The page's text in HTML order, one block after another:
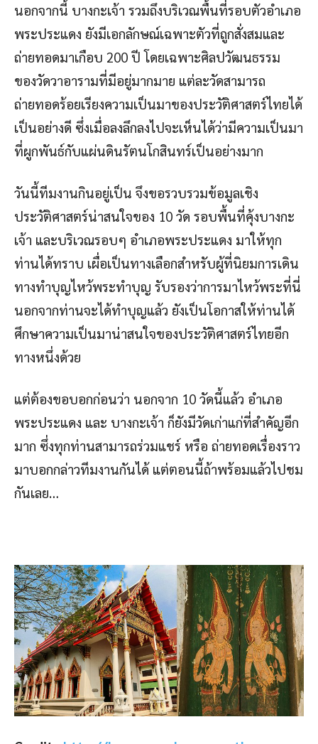
นอกจากนี้ บางกะเจ้า รวมถึงบริเวณพื้นที่รอบตัวอำเภอ
พระประแดง ยังมีเอกลักษณ์เฉพาะตัวที่ถูกสั่งสมและ
ถ่ายทอดมาเกือบ 200 ปี โดยเฉพาะศิลปวัฒนธรรม
ของวัดวาอารามที่มีอยู่มากมาย แต่ละวัดสามารถ
ถ่ายทอดร้อยเรียงความเป็นมาของประวัติศาสตร์ไทยได้
เป็นอย่างดี ซึ่งเมื่อลงลึกลงไปจะเห็นได้ว่ามีความเป็นมา
ที่ผูกพันธ์กับแผ่นดินรัตนโกสินทร์เป็นอย่างมาก
วันนี้ทีมงานกินอยู่เป็น จึงขอรวบรวมข้อมูลเชิง
ประวัติศาสตร์น่าสนใจของ 10 วัด รอบพื้นที่คุ้งบางกะ
เจ้า และบริเวณรอบๆ อำเภอพระประแดง มาให้ทุก
ท่านได้ทราบ เผื่อเป็นทางเลือกสำหรับผู้ที่นิยมการเดิน
ทางทำบุญไหว้พระทำบุญ รับรองว่าการมาไหว้พระที่นี่
นอกจากท่านจะได้ทำบุญแล้ว ยังเป็นโอกาสให้ท่านได้
ศึกษาความเป็นมาน่าสนใจของประวัติศาสตร์ไทยอีก
ทางหนึ่งด้วย
แต่ต้องขอบอกก่อนว่า นอกจาก 10 วัดนี้แล้ว อำเภอ
พระประแดง และ บางกะเจ้า ก็ยังมีวัดเก่าแก่ที่สำคัญอีก
มาก ซึ่งทุกท่านสามารถร่วมแชร์ หรือ ถ่ายทอดเรื่องราว
มาบอกกล่าวทีมงานกันได้ แต่ตอนนี้ถ้าพร้อมแล้วไปชม
กันเลย…